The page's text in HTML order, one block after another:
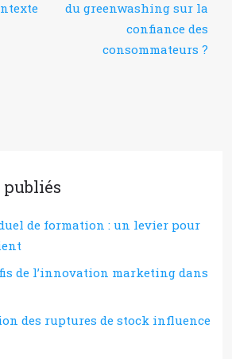
du greenwashing sur la
confiance des
consommateurs ?
de formation : un levier pour
de l’innovation marketing dans
des ruptures de stock influence